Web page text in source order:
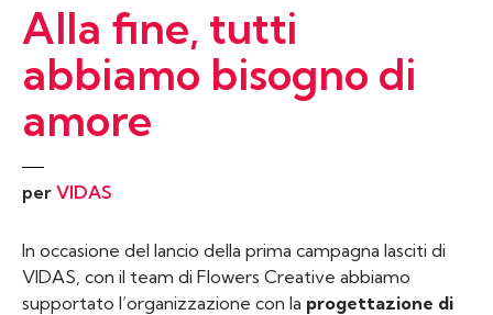
Alla fine, tutti
abbiamo bisogno di
amore
per VIDAS
In occasione del lancio della prima campagna lasciti di
VIDAS, con il team di Flowers Creative abbiamo
supportato l’organizzazione con la progettazione di